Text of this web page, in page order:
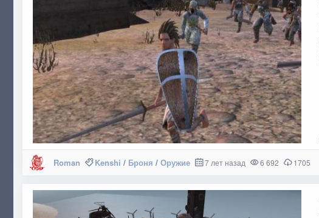
Roman Kenshi / Броня / Оружие 7 лет назад 6 692 1705